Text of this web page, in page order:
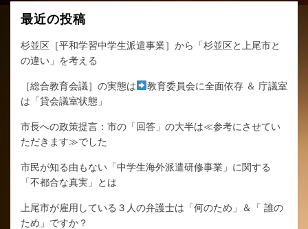
最近の投稿
杉並区［平和学習中学生派遣事業］から「杉並区と上尾市と
の違い」を考える
［総合教育会議］の実態は
教育委員会に全面依存 ＆ 庁議室
は「貸会議室状態」
市長への政策提言：市の「回答」の大半は≪参考にさせてい
ただきます≫でした
市民が知る由もない「中学生海外派遣研修事業」に関する
「不都合な真実」とは
上尾市が雇用している３人の弁護士は「何のため」＆「 誰の
ため」ですか？